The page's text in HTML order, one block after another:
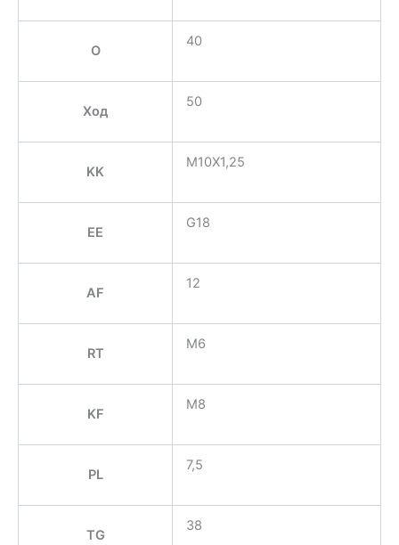
O
40
Ход
50
KK
M10X1,25
EE
G18
AF
12
RT
M6
KF
M8
PL
7,5
TG
38